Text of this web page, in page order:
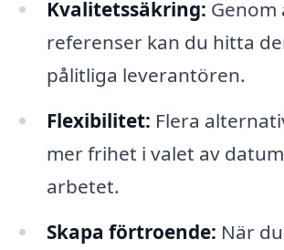
Kvalitetssäkring:
referenser kan du hitta
pålitliga leverantören.
Flexibilitet: Flera
mer frihet i valet av
arbetet.
Skapa förtroende: När